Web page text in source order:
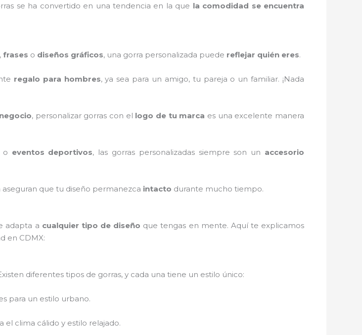
se ha convertido en una tendencia en la que la comodidad se encuentra
, frases o diseños gráficos, una gorra personalizada puede reflejar quién eres.
regalo para hombres, ya sea para un amigo, tu pareja o un familiar. ¡Nada
, personalizar gorras con el logo de tu marca es una excelente manera
o eventos deportivos, las gorras personalizadas siempre son un accesorio
que tu diseño permanezca intacto durante mucho tiempo.
adapta a cualquier tipo de diseño que tengas en mente. Aquí te explicamos
en CDMX:
diferentes tipos de gorras, y cada una tiene un estilo único:
para un estilo urbano.
el clima cálido y estilo relajado.